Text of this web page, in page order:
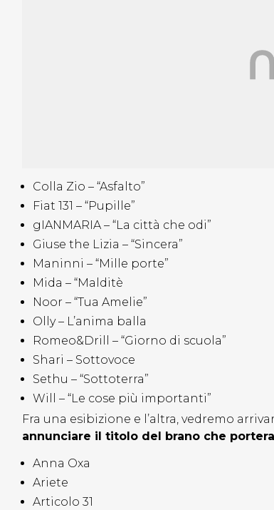
Colla Zio – “Asfalto”
Fiat 131 – “Pupille”
gIANMARIA – “La città che odi”
Giuse the Lizia – “Sincera”
Maninni – “Mille porte”
Mida – “Malditè
Noor – “Tua Amelie”
Olly – L’anima balla
Romeo&Drill – “Giorno di scuola”
Shari – Sottovoce
Sethu – “Sottoterra”
Will – “Le cose più importanti”
Fra una esibizione e l’altra, vedremo
annunciare il titolo del brano che
Anna Oxa
Ariete
Articolo 31